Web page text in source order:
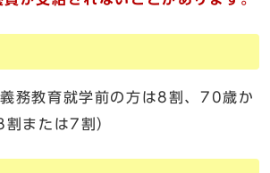
務教育就学前の方は8割、70歳か
または7割）